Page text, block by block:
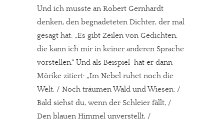
Und ich musste an Robert Gernhardt
denken, den begnadeteten Dichter, der mal
gesagt hat: „Es gibt Zeilen von Gedichten,
die kann ich mir in keiner anderen Sprache
vorstellen.“ Und als Beispiel hat er dann
Mörike zitiert: „Im Nebel ruhet noch die
Welt, / Noch träumen Wald und Wiesen: /
Bald siehst du, wenn der Schleier fällt, /
Den blauen Himmel unverstellt, /